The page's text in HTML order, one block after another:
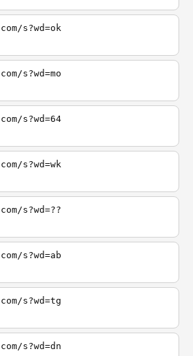
s?wd=ok
s?wd=mo
s?wd=64
s?wd=wk
s?wd=??
s?wd=ab
s?wd=tg
s?wd=dn